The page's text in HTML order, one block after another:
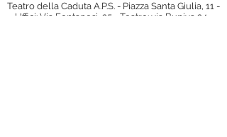
Teatro della Caduta A.P.S. - Piazza Santa Giulia, 11 -
Uffici: Via Fontanesi, 25 - Teatro: via Buniva 24 -